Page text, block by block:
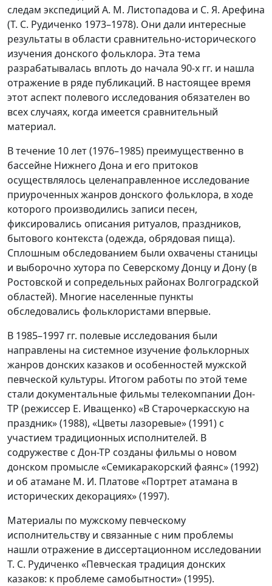
следам экспедиций А. М. Листопадова и С. Я. Арефина
(Т. С. Рудиченко 1973–1978). Они дали интересные
результаты в области сравнительно-исторического
изучения донского фольклора. Эта тема
разрабатывалась вплоть до начала 90-х гг. и нашла
отражение в ряде публикаций. В настоящее время
этот аспект полевого исследования обязателен во
всех случаях, когда имеется сравнительный
материал.
В течение 10 лет (1976–1985) преимущественно в
бассейне Нижнего Дона и его притоков
осуществлялось целенаправленное исследование
приуроченных жанров донского фольклора, в ходе
которого производились записи песен,
фиксировались описания ритуалов, праздников,
бытового контекста (одежда, обрядовая пища).
Сплошным обследованием были охвачены станицы
и выборочно хутора по Северскому Донцу и Дону (в
Ростовской и сопредельных районах Волгоградской
областей). Многие населенные пункты
обследовались фольклористами впервые.
В 1985–1997 гг. полевые исследования были
направлены на системное изучение фольклорных
жанров донских казаков и особенностей мужской
певческой культуры. Итогом работы по этой теме
стали документальные фильмы телекомпании Дон-
ТР (режиссер Е. Иващенко) «В Старочеркасскую на
праздник» (1988), «Цветы лазоревые» (1991) с
участием традиционных исполнителей. В
содружестве с Дон-ТР созданы фильмы о новом
донском промысле «Семикаракорский фаянс» (1992)
и об атамане М. И. Платове «Портрет атамана в
исторических декорациях» (1997).
Материалы по мужскому певческому
исполнительству и связанные с ним проблемы
нашли отражение в диссертационном исследовании
Т. С. Рудиченко «Певческая традиция донских
казаков: к проблеме самобытности» (1995).